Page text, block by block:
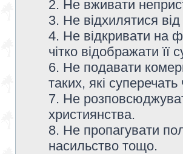
2. Не вживати
3. Не відхилятися
4. Не відкривати на
чітко відображати її
6. Не подавати
таких, які
7. Не
християнства.
8. Не пропагувати
насильство тощо.